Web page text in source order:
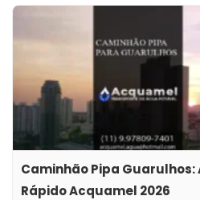
Caminhão Pipa
Rápido Acquamel 2026